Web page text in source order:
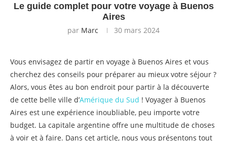
Le guide complet pour votre voyage à Buenos
Aires
par Marc 30 mars 2024
Vous envisagez de partir en voyage à Buenos Aires et vous
cherchez des conseils pour préparer au mieux votre séjour ?
Alors, vous êtes au bon endroit pour partir à la découverte
de cette belle ville d’Amérique du Sud ! Voyager à Buenos
Aires est une expérience inoubliable, peu importe votre
budget. La capitale argentine offre une multitude de choses
à voir et à faire. Dans cet article, nous vous présentons tout